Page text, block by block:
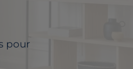
pour